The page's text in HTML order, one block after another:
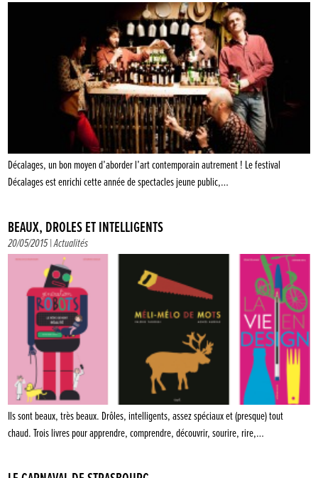
Décalages, un bon moyen d’aborder l’art contemporain autrement ! Le festival
Décalages est enrichi cette année de spectacles jeune public,…
BEAUX, DRÔLES ET INTELLIGENTS
20/05/2015 |Actualités
Ils sont beaux, très beaux. Drôles, intelligents, assez spéciaux et (presque) tout
chaud. Trois livres pour apprendre, comprendre, découvrir, sourire, rire,…